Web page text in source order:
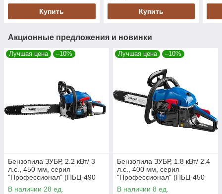
Купить Купить
Акционные предложения и новинки
Лучшая цена –10%
Бензопила ЗУБР, 2.2 кВт/ 3
л.с., 450 мм, серия
"Профессионал" (ПБЦ-490
45ДП)
В наличии 28 ед.
Лучшая цена –10%
Бензопила ЗУБР, 1.8 кВт/ 2.4
л.с., 400 мм, серия
"Профессионал" (ПБЦ-450
40П)
В наличии 8 ед.